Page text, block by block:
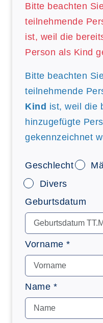
Bitte beachten
teilnehmende
ist, weil die
Person als Kind
Bitte beachten
teilnehmende
Kind ist, weil die
hinzugefügte
gekennzeichnet
Geschlecht
Divers
Geburtsdatum
Vorname *
Name *